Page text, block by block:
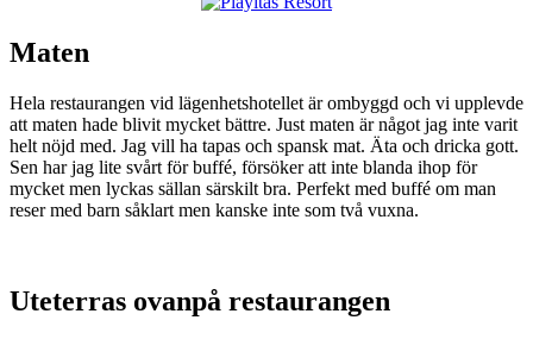
Maten
Hela restaurangen vid lägenhetshotellet är ombyggd och vi upplevde
att maten hade blivit mycket bättre. Just maten är något jag inte varit
helt nöjd med. Jag vill ha tapas och spansk mat. Äta och dricka gott.
Sen har jag lite svårt för buffé, försöker att inte blanda ihop för
mycket men lyckas sällan särskilt bra. Perfekt med buffé om man
reser med barn såklart men kanske inte som två vuxna.
Uteterras ovanpå restaurangen